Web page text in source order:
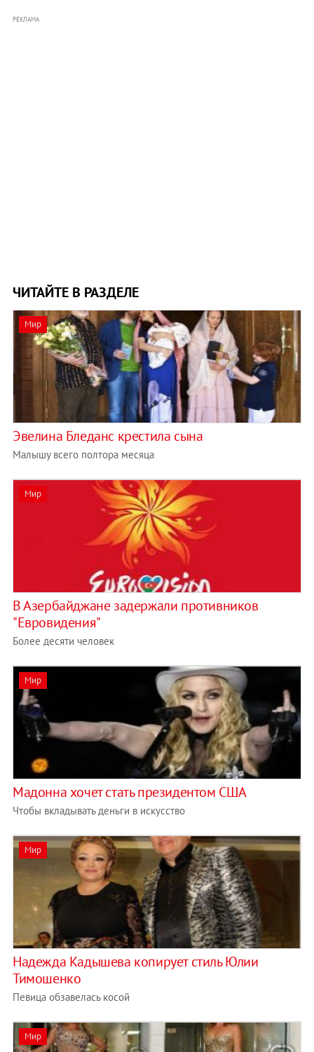
РЕКЛАМА
ЧИТАЙТЕ В РАЗДЕЛЕ
Мир
Эвелина Бледанс крестила сына
Малышу всего полтора месяца
Мир
В Азербайджане задержали противников
"Евровидения"
Более десяти человек
Мир
Мадонна хочет стать президентом США
Чтобы вкладывать деньги в искусство
Мир
Надежда Кадышева копирует стиль Юлии
Тимошенко
Певица обзавелась косой
Мир